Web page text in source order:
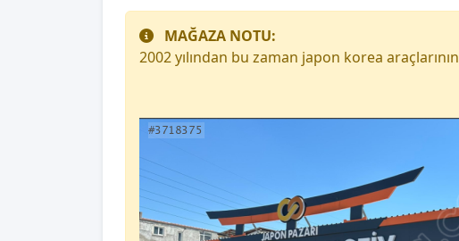
MAĞAZA NOTU:
2002 yılından bu zaman japon korea